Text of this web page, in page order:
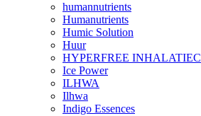
humannutrients
Humanutrients
Humic Solution
Huur
HYPERFREE INHALATIEC
Ice Power
ILHWA
Ilhwa
Indigo Essences